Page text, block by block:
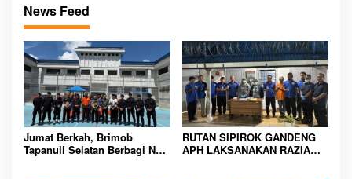
News Feed
Jumat Berkah, Brimob
Tapanuli Selatan Berbagi Nasi
RUTAN SIPIROK GANDENG
APH LAKSANAKAN RAZIA